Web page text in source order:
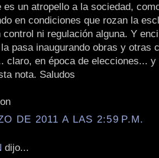
es un atropello a la sociedad,
en condiciones que rozan la
ni regulación alguna. Y
pasa inaugurando obras y otras
claro, en época de elecciones...
nota. Saludos
DE 2011 A LAS 2:59 P.M.
dijo...